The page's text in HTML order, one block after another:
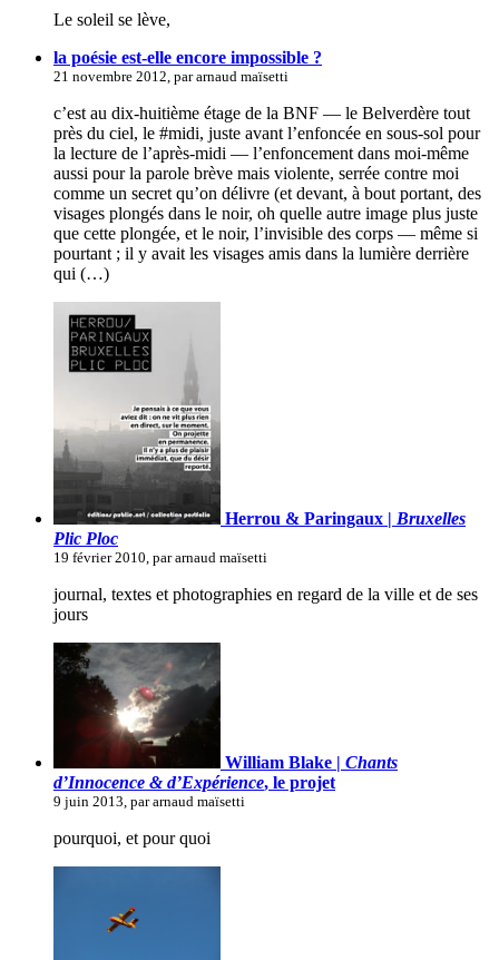
Le soleil se lève,
la poésie est-elle encore impossible ?
21 novembre 2012, par arnaud maïsetti
c’est au dix-huitième étage de la BNF — le Belverdère tout
près du ciel, le #midi, juste avant l’enfoncée en sous-sol pour
la lecture de l’après-midi — l’enfoncement dans moi-même
aussi pour la parole brève mais violente, serrée contre moi
comme un secret qu’on délivre (et devant, à bout portant, des
visages plongés dans le noir, oh quelle autre image plus juste
que cette plongée, et le noir, l’invisible des corps — même si
pourtant ; il y avait les visages amis dans la lumière derrière
qui (…)
Herrou & Paringaux | Bruxelles
Plic Ploc
19 février 2010, par arnaud maïsetti
journal, textes et photographies en regard de la ville et de ses
jours
William Blake | Chants
d’Innocence & d’Expérience, le projet
9 juin 2013, par arnaud maïsetti
pourquoi, et pour quoi